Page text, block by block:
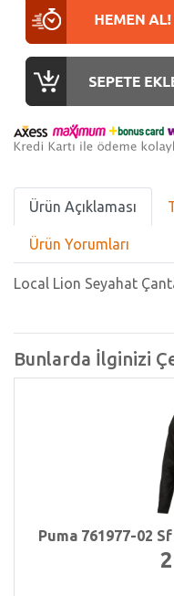
Ürün Açıklaması
Ürün Yorumları
Local Lion Seyahat
Bunlarda İlginizi
Puma 761977-02